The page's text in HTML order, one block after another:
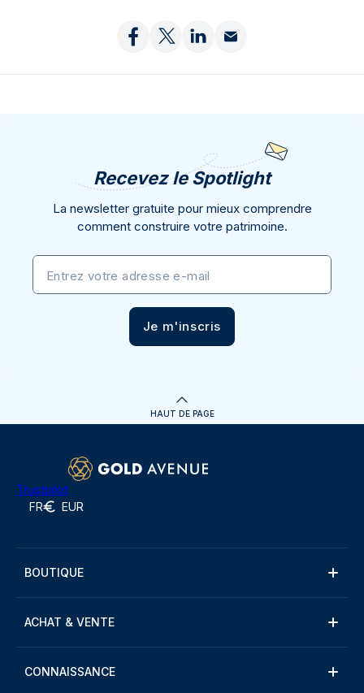
Recevez le Spotlight
La newsletter gratuite pour mieux comprendre
comment construire votre patrimoine.
Entrez votre adresse e-mail
Je m'inscris
HAUT DE PAGE
Trustpilot
FR EUR
BOUTIQUE
ACHAT & VENTE
CONNAISSANCE